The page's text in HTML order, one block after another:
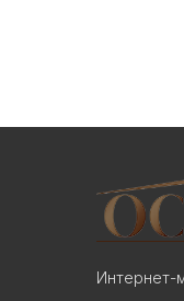
Интернет-